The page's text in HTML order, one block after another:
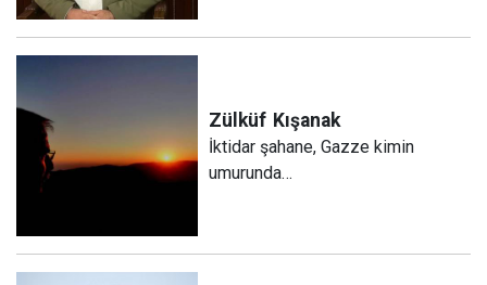
Zülküf Kışanak
İktidar şahane, Gazze kimin
umurunda…